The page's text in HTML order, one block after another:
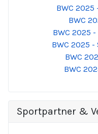
BWC
BWC
BWC 2025
BWC 2025
BWC
BWC
Sportpartner &